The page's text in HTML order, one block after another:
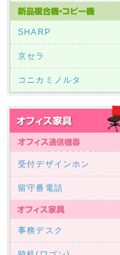
SHARP
京セラ
コニカミノルタ
受付デザインホン
留守番電話
事務デスク